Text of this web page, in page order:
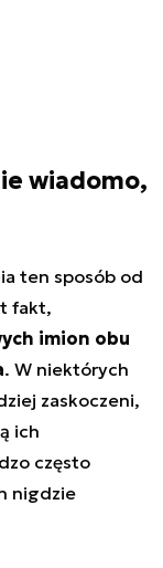
wiadomo,
ten sposób od
fakt,
imion obu
. W niektórych
zaskoczeni,
ich
często
nigdzie